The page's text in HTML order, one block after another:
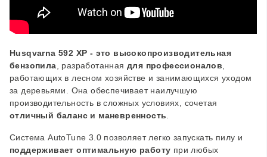
Husqvarna 592 XP - это высокопроизводительная
бензопила , разработанная для профессионалов
работающих в лесном хозяйстве и занимающихся уходом
за деревьями. Она обеспечивает наилучшую
производительность в сложных условиях, сочетая
отличный баланс и маневренность
Система AutoTune 3.0 позволяет легко запускать пилу и
поддерживает оптимальную работу при любых